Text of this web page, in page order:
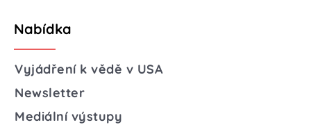
Nabídka
Vyjádření k vědě v USA
Newsletter
Mediální výstupy